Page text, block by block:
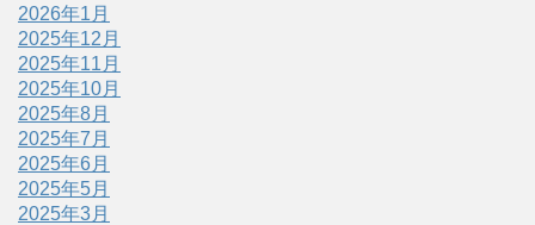
2026年1月
2025年12月
2025年11月
2025年10月
2025年8月
2025年7月
2025年6月
2025年5月
2025年3月